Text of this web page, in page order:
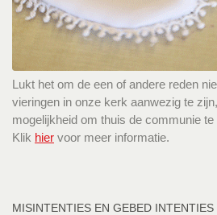
Lukt het om de een of andere reden
vieringen in onze kerk aanwezig te
mogelijkheid om thuis de communie te
Klik hier voor meer informatie.
MISINTENTIES EN GEBED INTENTIES